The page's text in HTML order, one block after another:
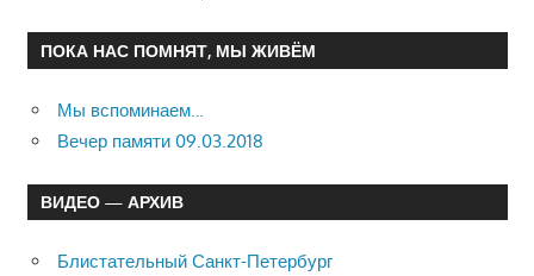
ПОКА НАС ПОМНЯТ, МЫ ЖИВЁМ
Мы вспоминаем…
Вечер памяти 09.03.2018
ВИДЕО — АРХИВ
Блистательный Санкт-Петербург